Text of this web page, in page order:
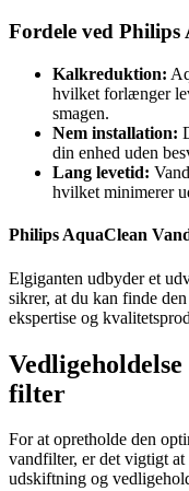
Fordele ved Philips
Kalkreduktion:
hvilket forlænger
smagen.
Nem installation:
din enhed uden
Lang levetid:
hvilket minimerer
Philips AquaClean
Elgiganten udbyder et
sikrer, at du kan finde
ekspertise og
filter
For at opretholde den
vandfilter, er det vigtigt
udskiftning og